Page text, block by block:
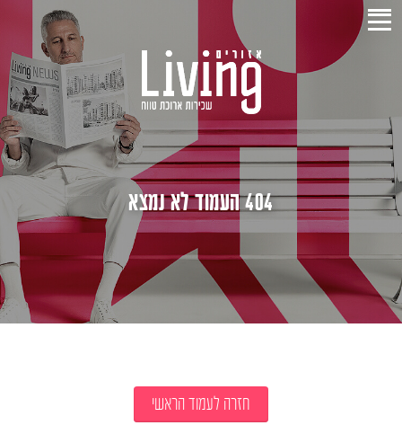
404 העמוד לא נמצא
חזרה לעמוד הראשי